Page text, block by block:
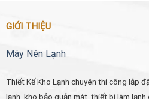
GIỚI THIỆU
Máy Nén Lạnh
Thiết Kế Kho Lạnh chuyên thi công lắp
lạnh, kho bảo quản mát, thiết bị làm